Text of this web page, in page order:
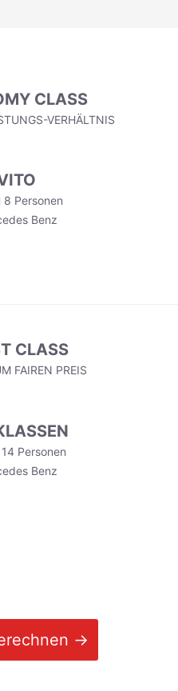
CLASS
VERHÄLTNIS
8 Personen
Benz
CLASS
FAIREN PREIS
Personen
Benz
→